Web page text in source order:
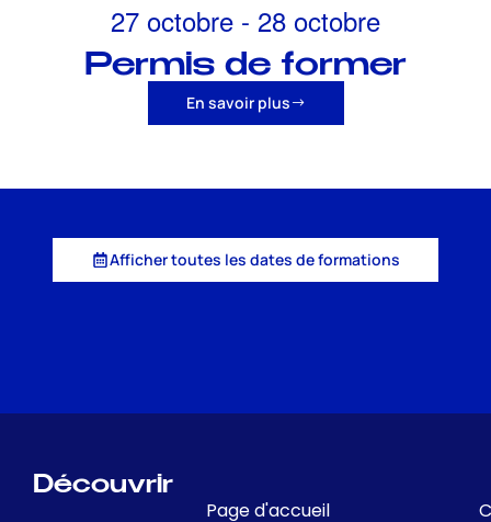
27 octobre - 28 octobre
Permis de former
En savoir plus
Afficher toutes les dates de formations
Découvrir
Page d'accueil